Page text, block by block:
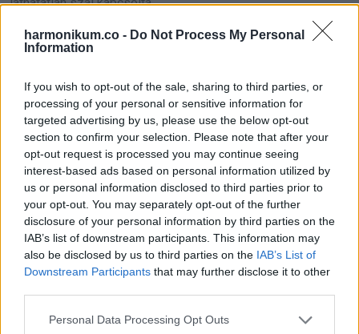
harmonikum.co - Do Not Process My Personal
Information
If you wish to opt-out of the sale, sharing to third parties, or
processing of your personal or sensitive information for
targeted advertising by us, please use the below opt-out
section to confirm your selection. Please note that after your
opt-out request is processed you may continue seeing
interest-based ads based on personal information utilized by
us or personal information disclosed to third parties prior to
your opt-out. You may separately opt-out of the further
disclosure of your personal information by third parties on the
IAB’s list of downstream participants. This information may
also be disclosed by us to third parties on the IAB’s List of
Downstream Participants that may further disclose it to other
Please note that this website/app uses one or more Google
Personal Data Processing Opt Outs
És még valami. A Linh név régen anyám középső neve volt.
de fájdalmas módon.
A könnyeim lecsorogtak.
„Akkor ő az a férfi, aki… előtte…”
Anya bólintott, és törölte a szemét.
„Igen, kislányom. De ne félj, nem vagytok vér szerint
rokonok. Csak sosem gondoltam volna, hogy a régi
szerelmem lesz az a férfi, akit a lányom szeret.”
Csend lett. Olyan nehéz volt a mellkasom, mintha nem
tudnék levegőt venni.